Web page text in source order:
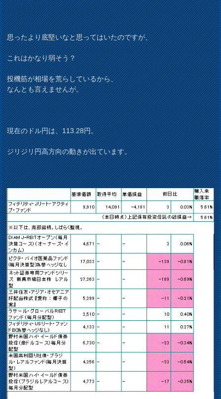
思ったより底堅いなと思ってはいたのですが、
これはかなり弱そう？
投機筋が相場を荒らしているから、
なんとも言えませんが。
現在のドル円は、113.28円。
ジリジリ円高方向の動きが出ています。